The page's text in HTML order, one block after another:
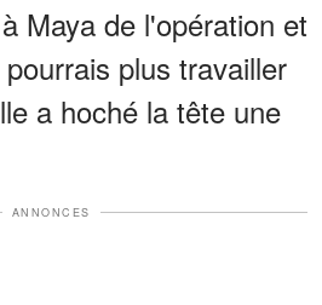
Maya de l'opération et
plus travailler
a hoché la tête une
ANNONCES